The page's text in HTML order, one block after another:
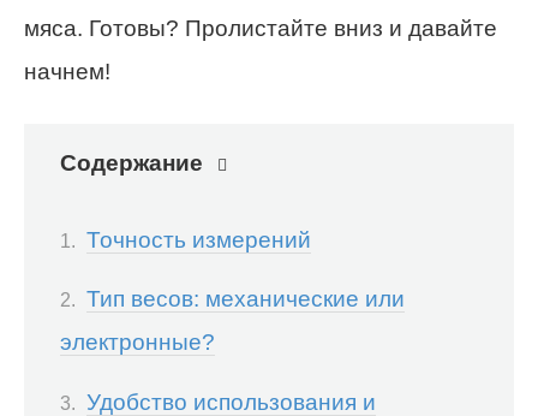
мяса. Готовы? Пролистайте вниз и давайте
начнем!
Содержание
Точность измерений
Тип весов: механические или
электронные?
Удобство использования и